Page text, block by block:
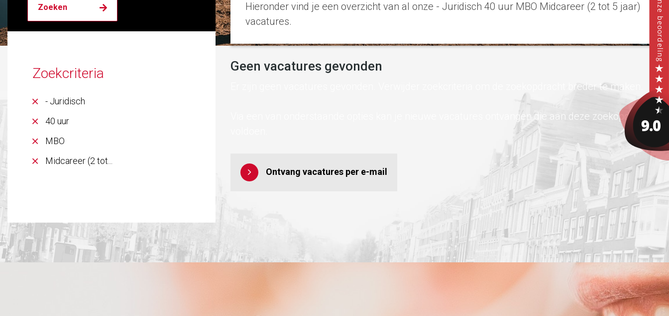
Zoekcriteria
- Juridisch
40 uur
MBO
Midcareer (2 tot...
Hieronder vind je een overzicht van al onze - Juridisch 40 uur MBO Midcareer (2 tot 5 jaar)
vacatures.
Geen vacatures gevonden
Er zijn geen vacatures gevonden. Verwijder zoekcriteria om de zoekopdracht breder te maken.
Via een van onderstaande opties kan je nieuwe vacatures ontvangen die aan deze zoekopdracht
Ontvang vacatures per e-mail